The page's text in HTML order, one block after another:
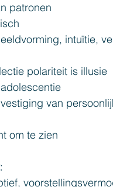
patronen
intuïtie,
polariteit is illusie
van
om te zien
: